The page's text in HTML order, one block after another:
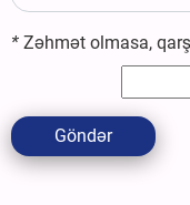
* Zəhmət olmasa,
Göndər